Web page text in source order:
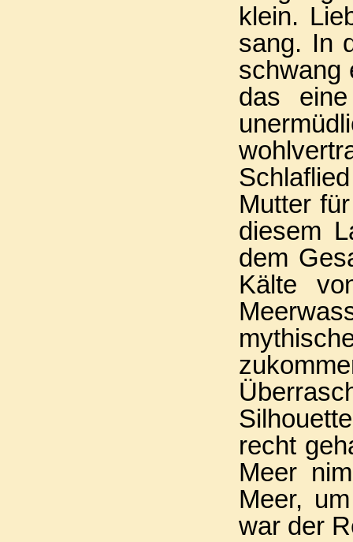
klein.
sang. In
schwang
das
Mutter
diesem
dem
Kälte
recht
Meer
Meer,
war der